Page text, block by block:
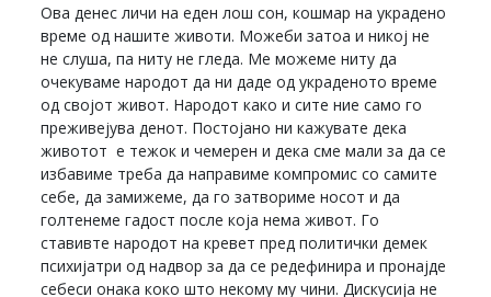
Ова денес личи на еден лош сон, кошмар на украдено
време од нашите животи. Можеби затоа и никој не
не слуша, па ниту не гледа. Ме можеме ниту да
очекуваме народот да ни даде од украденото време
од својот живот. Народот како и сите ние само го
преживејува денот. Постојано ни кажувате дека
животот е тежок и чемерен и дека сме мали за да се
избавиме треба да направиме компромис со самите
себе, да замижеме, да го затвориме носот и да
голтенеме гадост после која нема живот. Го
ставивте народот на кревет пред политички демек
психијатри од надвор за да се редефинира и пронајде
себеси онака коко што некому му чини. Дискусија не